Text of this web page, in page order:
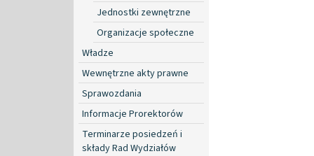
Jednostki zewnętrzne
Organizacje społeczne
Władze
Wewnętrzne akty prawne
Sprawozdania
Informacje Prorektorów
Terminarze posiedzeń i
składy Rad Wydziałów